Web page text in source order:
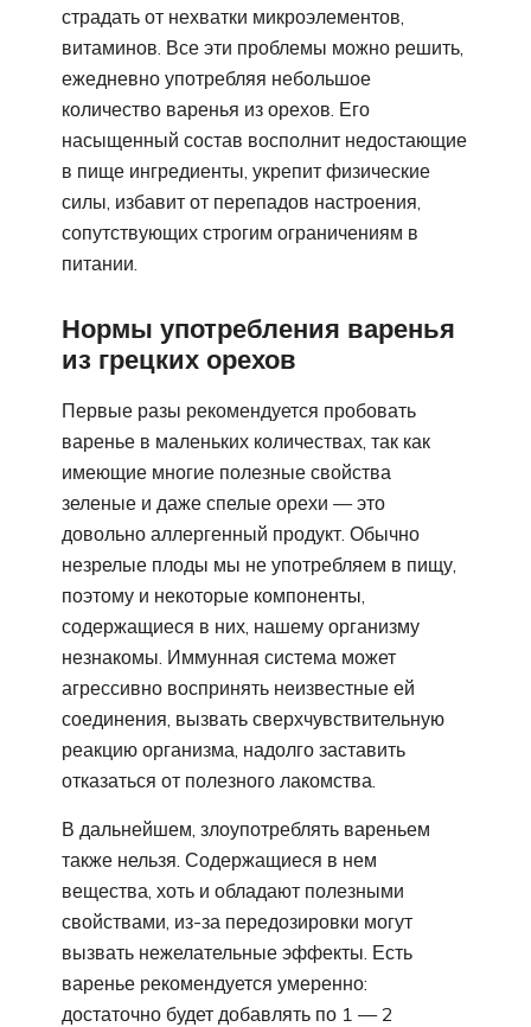
страдать от нехватки микроэлементов,
витаминов. Все эти проблемы можно решить,
ежедневно употребляя небольшое
количество варенья из орехов. Его
насыщенный состав восполнит недостающие
в пище ингредиенты, укрепит физические
силы, избавит от перепадов настроения,
сопутствующих строгим ограничениям в
питании.
Нормы употребления варенья
из грецких орехов
Первые разы рекомендуется пробовать
варенье в маленьких количествах, так как
имеющие многие полезные свойства
зеленые и даже спелые орехи — это
довольно аллергенный продукт. Обычно
незрелые плоды мы не употребляем в пищу,
поэтому и некоторые компоненты,
содержащиеся в них, нашему организму
незнакомы. Иммунная система может
агрессивно воспринять неизвестные ей
соединения, вызвать сверхчувствительную
реакцию организма, надолго заставить
отказаться от полезного лакомства.
В дальнейшем, злоупотреблять вареньем
также нельзя. Содержащиеся в нем
вещества, хоть и обладают полезными
свойствами, из-за передозировки могут
вызвать нежелательные эффекты. Есть
варенье рекомендуется умеренно:
достаточно будет добавлять по 1 — 2